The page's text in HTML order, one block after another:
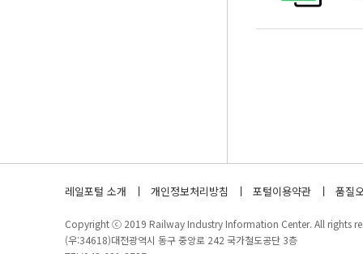
레일포털 소개 개인정보처리방침 포털이용약관 품질
Copyright ⓒ 2019 Railway Industry Information Center. All rights
(우:34618)대전광역시 동구 중앙로 242 국가철도공단 3층